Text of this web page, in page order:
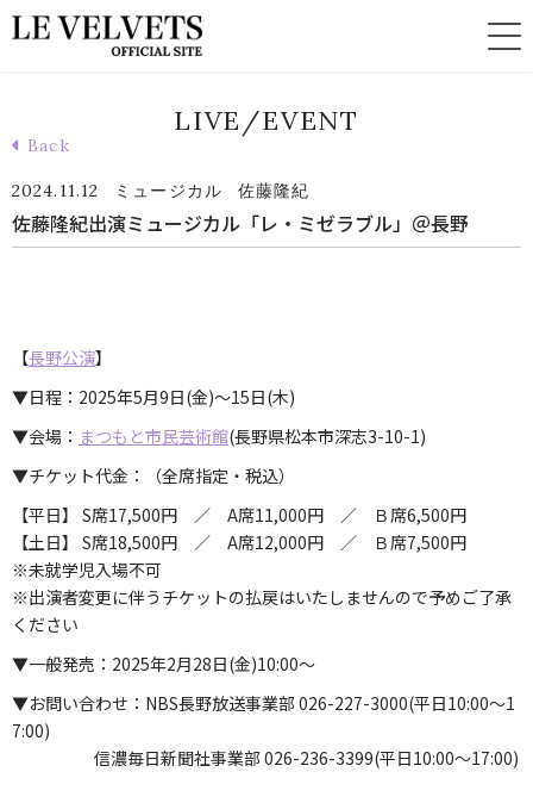
LIVE/EVENT
Back
2024.11.12 ミュージカル 佐藤隆紀
佐藤隆紀出演ミュージカル「レ・ミゼラブル」＠長野
【長野公演】
▼日程：2025年5月9日(金)～15日(木)
▼会場： まつもと市民芸術館(長野県松本市深志3-10-1)
▼チケット代金：（全席指定・税込）
【平日】 S席17,500円 ／ A席11,000円 ／ Ｂ席6,500円
【土日】 S席18,500円 ／ A席12,000円 ／ Ｂ席7,500円
※未就学児入場不可
※出演者変更に伴うチケットの払戻はいたしませんので予めご了承
ください
▼一般発売：2025年2月28日(金)10:00～
▼お問い合わせ：NBS長野放送事業部 026-227-3000(平日10:00～1
7:00)
信濃毎日新聞社事業部 026-236-3399(平日10:00～17:00)